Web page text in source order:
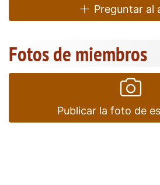
Preguntar al
Fotos de miembros
Publicar la foto de